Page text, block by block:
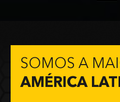
SOMOS A
AMÉRICA